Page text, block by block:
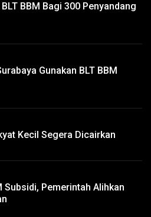
BBM Bagi 300 Penyandang
Gunakan BLT BBM
Kecil Segera Dicairkan
Subsidi, Pemerintah Alihkan